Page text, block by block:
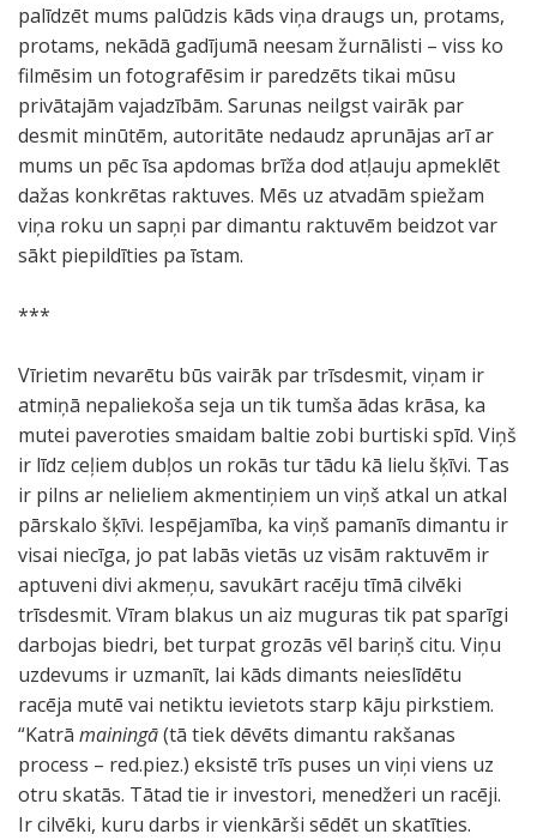
palīdzēt mums palūdzis kāds viņa draugs un, protams,
protams, nekādā gadījumā neesam žurnālisti – viss ko
filmēsim un fotografēsim ir paredzēts tikai mūsu
privātajām vajadzībām. Sarunas neilgst vairāk par
desmit minūtēm, autoritāte nedaudz aprunājas arī ar
mums un pēc īsa apdomas brīža dod atļauju apmeklēt
dažas konkrētas raktuves. Mēs uz atvadām spiežam
viņa roku un sapņi par dimantu raktuvēm beidzot var
sākt piepildīties pa īstam.
***
Vīrietim nevarētu būs vairāk par trīsdesmit, viņam ir
atmiņā nepaliekoša seja un tik tumša ādas krāsa, ka
mutei paveroties smaidam baltie zobi burtiski spīd. Viņš
ir līdz ceļiem dubļos un rokās tur tādu kā lielu šķīvi. Tas
ir pilns ar nelieliem akmentiņiem un viņš atkal un atkal
pārskalo šķīvi. Iespējamība, ka viņš pamanīs dimantu ir
visai niecīga, jo pat labās vietās uz visām raktuvēm ir
aptuveni divi akmeņu, savukārt racēju tīmā cilvēki
trīsdesmit. Vīram blakus un aiz muguras tik pat sparīgi
darbojas biedri, bet turpat grozās vēl bariņš citu. Viņu
uzdevums ir uzmanīt, lai kāds dimants neieslīdētu
racēja mutē vai netiktu ievietots starp kāju pirkstiem.
“Katrā mainingā(tā tiek dēvēts dimantu rakšanas
process – red.piez.) eksistē trīs puses un viņi viens uz
otru skatās. Tātad tie ir investori, menedžeri un racēji.
Ir cilvēki, kuru darbs ir vienkārši sēdēt un skatīties.